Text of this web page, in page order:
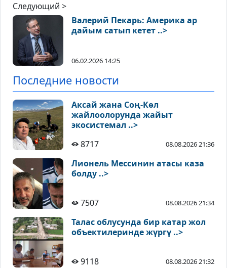
Следующий >
Валерий Пекарь: Америка ар
дайым сатып кетет ..>
06.02.2026 14:25
Последние новости
Аксай жана Соң-Көл
жайлоолорунда жайыт
экосистемал ..>
8717
08.08.2026 21:36
Лионель Мессинин атасы каза
болду ..>
7507 08.08.2026 21:34
Талас облусунда бир катар жол
объектилеринде жүргү ..>
9118 08.08.2026 21:32